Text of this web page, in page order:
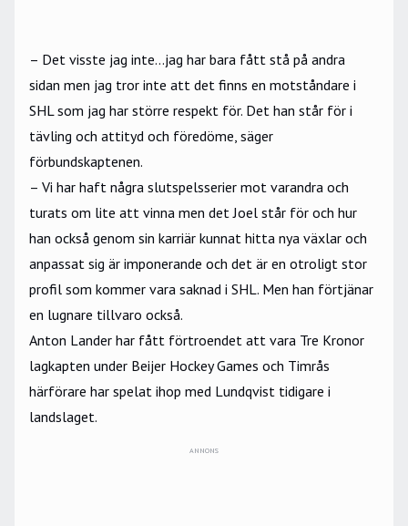
– Det visste jag inte...jag har bara fått stå på andra
sidan men jag tror inte att det finns en motståndare i
SHL som jag har större respekt för. Det han står för i
tävling och attityd och föredöme, säger
förbundskaptenen.
– Vi har haft några slutspelsserier mot varandra och
turats om lite att vinna men det Joel står för och hur
han också genom sin karriär kunnat hitta nya växlar och
anpassat sig är imponerande och det är en otroligt stor
profil som kommer vara saknad i SHL. Men han förtjänar
en lugnare tillvaro också.
Anton Lander har fått förtroendet att vara Tre Kronor
lagkapten under Beijer Hockey Games och Timrås
härförare har spelat ihop med Lundqvist tidigare i
landslaget.
ANNONS